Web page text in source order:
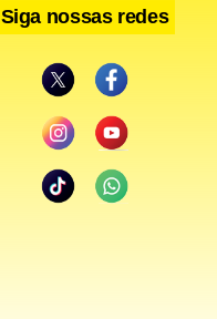
Siga nossas redes